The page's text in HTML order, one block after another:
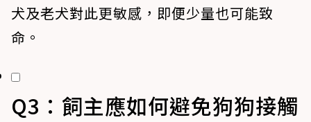
犬及老犬對此更敏感，即便少量也可能致
命。
Q3：飼主應如何避免狗狗接觸